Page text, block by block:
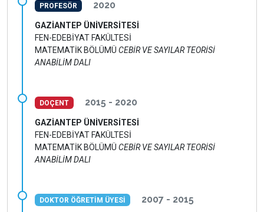
PROFESÖR 2020
GAZİANTEP ÜNİVERSİTESİ
FEN-EDEBİYAT FAKÜLTESİ
MATEMATİK BÖLÜMÜ CEBİR VE SAYILAR TEORİSİ
ANABİLİM DALI
DOÇENT 2015 - 2020
GAZİANTEP ÜNİVERSİTESİ
FEN-EDEBİYAT FAKÜLTESİ
MATEMATİK BÖLÜMÜ CEBİR VE SAYILAR TEORİSİ
ANABİLİM DALI
DOKTOR ÖĞRETİM ÜYESİ 2007 - 2015